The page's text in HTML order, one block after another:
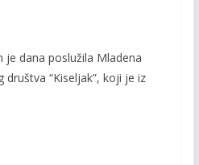
je dana poslužila Mladena
društva “Kiseljak”, koji je iz